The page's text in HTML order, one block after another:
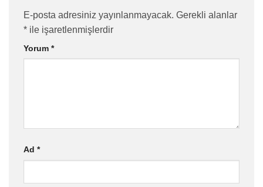
E-posta adresiniz yayınlanmayacak. Gerekli alanlar
* ile işaretlenmişlerdir
Yorum *
Ad *